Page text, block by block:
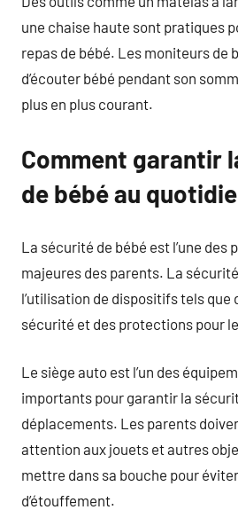
une chaise haute sont pratiques
repas de bébé. Les moniteurs de
d’écouter bébé pendant son
plus en plus courant.
Comment garantir
de bébé au
La sécurité de bébé est l’une des
majeures des parents. La
l’utilisation de dispositifs tels que
sécurité et des protections pour
Le siège auto est l’un des
importants pour garantir la
déplacements. Les parents
attention aux jouets et autres
mettre dans sa bouche pour
d’étouffement.